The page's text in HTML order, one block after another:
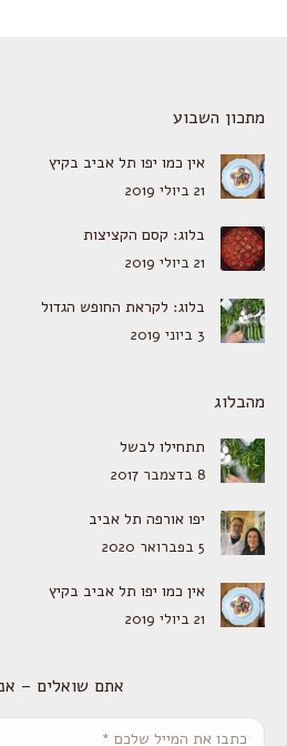
מתכון השבוע
אין כמו יפו תל אביב בקיץ
21 ביולי 2019
בלוג: קסם הקציצות
21 ביולי 2019
בלוג: לקראת החופש הגדול
3 ביוני 2019
מהבלוג
תתחילו לבשל
8 בדצמבר 2017
יפו אורפה תל אביב
5 בפברואר 2020
אין כמו יפו תל אביב בקיץ
21 ביולי 2019
אתם שואלים –
כתבו את המייל שלכם *